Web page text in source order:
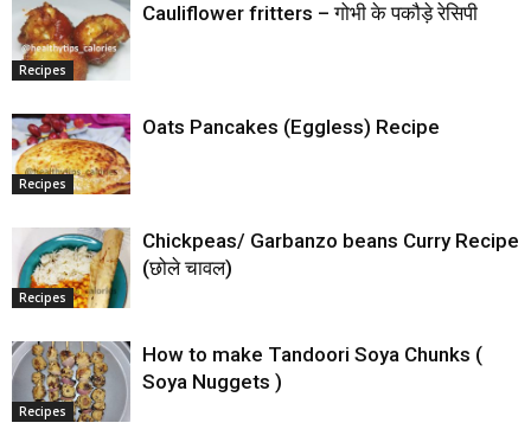
Recipes
Cauliflower fritters – गोभी के पकौड़े रेसिपी
Recipes
Oats Pancakes (Eggless) Recipe
Recipes
Chickpeas/ Garbanzo beans Curry Recipe
(छोले चावल)
Recipes
How to make Tandoori Soya Chunks (
Soya Nuggets )